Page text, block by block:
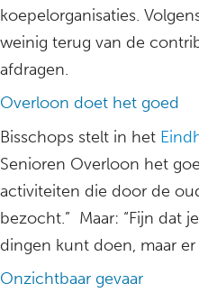
koepelorganisaties.
weinig terug van de
afdragen.
Overloon doet het goed
Bisschops stelt in het
Senioren Overloon het
activiteiten die door de
bezocht.” Maar: “Fijn dat
dingen kunt doen, maar er
Onzichtbaar gevaar